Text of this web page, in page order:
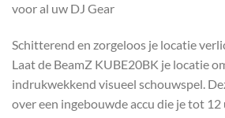
voor al uw DJ Gear
Schitterend en zorgeloos je locatie
Laat de BeamZ KUBE20BK je locatie
indrukwekkend visueel schouwspel.
over een ingebouwde accu die je tot